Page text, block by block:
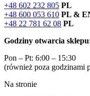
+48 602 232 805 PL
+48 600 053 610 PL &
+48 22 781 62 08 PL
Godziny otwarcia
Pon – Pt: 6:00 – 15:30
(również poza godzinami
Na stronie